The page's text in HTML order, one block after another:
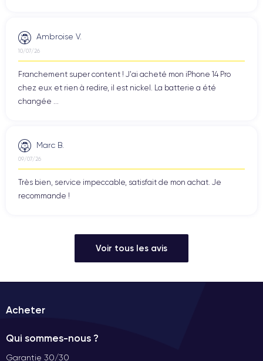
Ambroise V.
10/07/26
Franchement super content ! J'ai acheté mon iPhone 14 Pro
chez eux et rien à redire, il est nickel. La batterie a été
changée ...
Marc B.
09/07/26
Très bien, service impeccable, satisfait de mon achat. Je
recommande !
Voir tous les avis
Acheter
Qui sommes-nous ?
Garantie 30/30